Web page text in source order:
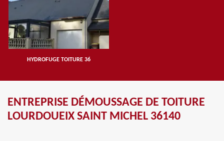
HYDROFUGE TOITURE 36
ENTREPRISE DÉMOUSSAGE DE TOITURE
LOURDOUEIX SAINT MICHEL 36140